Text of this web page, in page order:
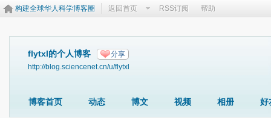
构建全球华人科学博客圈 返回首页 RSS订阅 帮助
flytxl的个人博客 分享
http://blog.sciencenet.cn/u/flytxl
博客首页 动态 博文 视频 相册 好